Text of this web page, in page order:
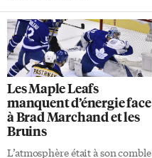
beaucoup plus de décès qui
n’ont jamais été identifiés
comme tels — et qui ont plutôt
été calculés parmi les simples
alpinistes, randonneurs ou
sportifs qui ont été victimes
d’un accident malheureux.
Dans leur étude, parue dans le
Journal of Family Medicine
and […]
Les Maple Leafs
manquent d’énergie face
à Brad Marchand et les
Bruins
L’atmosphère était à son comble